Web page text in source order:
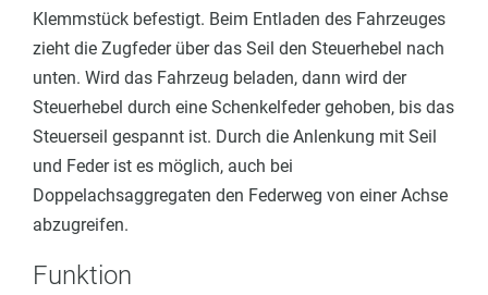
Klemmstück befestigt. Beim Entladen des Fahrzeuges
zieht die Zugfeder über das Seil den Steuerhebel nach
unten. Wird das Fahrzeug beladen, dann wird der
Steuerhebel durch eine Schenkelfeder gehoben, bis das
Steuerseil gespannt ist. Durch die Anlenkung mit Seil
und Feder ist es möglich, auch bei
Doppelachsaggregaten den Federweg von einer Achse
abzugreifen.
Funktion